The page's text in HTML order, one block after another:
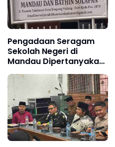
Pengadaan Seragam
Sekolah Negeri di
Mandau Dipertanyakan,
PPDS Minta
Transparansi dan
Kepatuhan terhadap
Aturan